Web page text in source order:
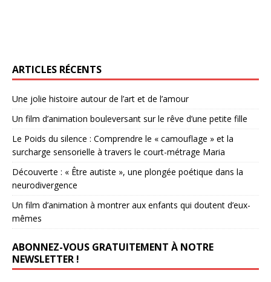
ARTICLES RÉCENTS
Une jolie histoire autour de l’art et de l’amour
Un film d’animation bouleversant sur le rêve d’une petite fille
Le Poids du silence : Comprendre le « camouflage » et la
surcharge sensorielle à travers le court-métrage Maria
Découverte : « Être autiste », une plongée poétique dans la
neurodivergence
Un film d’animation à montrer aux enfants qui doutent d’eux-
mêmes
ABONNEZ-VOUS GRATUITEMENT À NOTRE
NEWSLETTER !